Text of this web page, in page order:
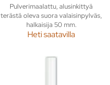
Pulverimaalattu, alusinkittyä
terästä oleva suora valaisinpylväs,
halkaisija 50 mm.
Heti saatavilla